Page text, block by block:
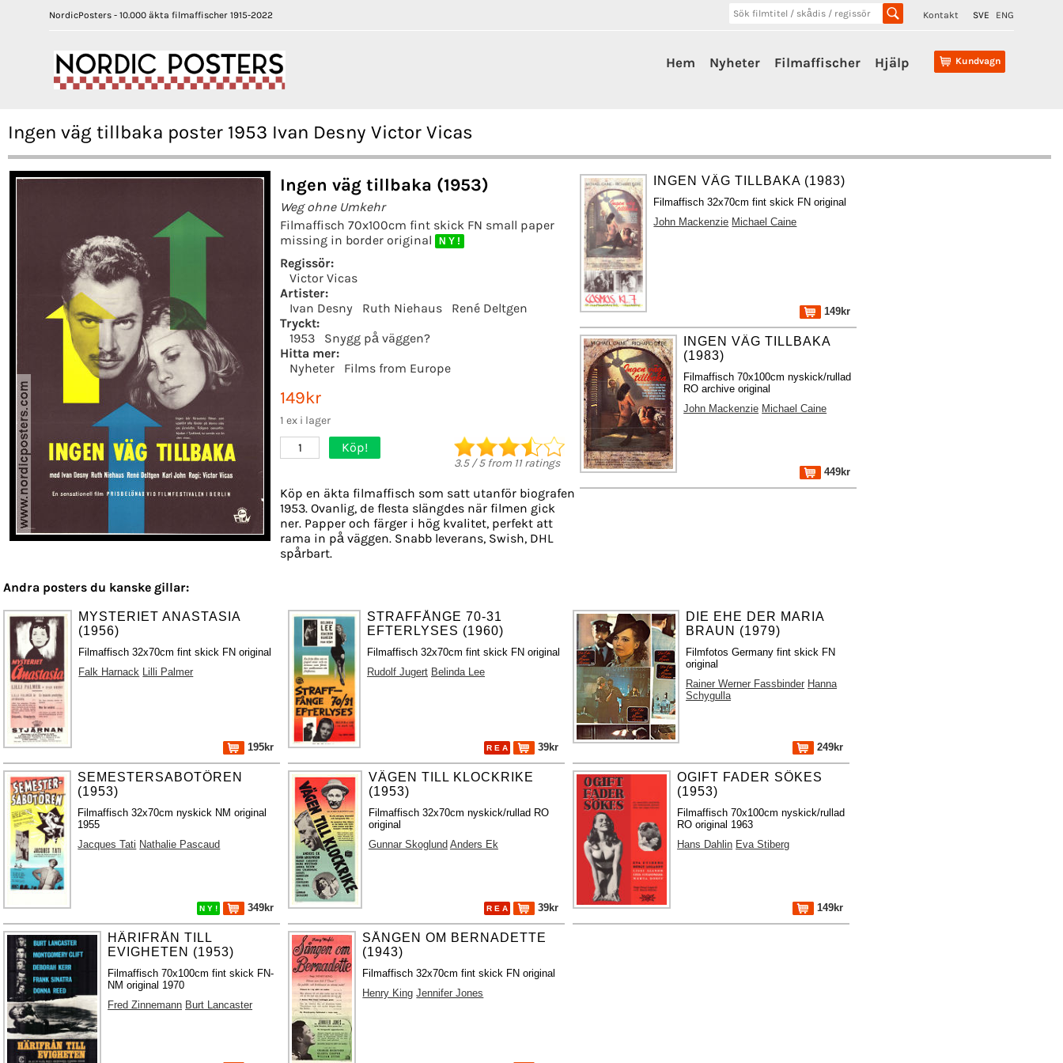
NordicPosters - 10.000 äkta filmaffischer 1915-2022 Kontakt SVE ENG
Kundvagn
Hem Nyheter Filmaffischer Hjälp
Ingen väg tillbaka poster 1953 Ivan Desny Victor Vicas
Ingen väg tillbaka (1953)
Weg ohne Umkehr
Filmaffisch 70x100cm fint skick FN small paper
missing in border original
N Y !
Regissör:
Victor Vicas
Artister:
Ivan Desny
Ruth Niehaus
René Deltgen
Tryckt:
1953
Snygg på väggen?
Hitta mer:
Nyheter
Films from Europe
149kr
1 ex i lager
1 Köp!
3.5/5from 11ratings
Köp en äkta filmaffisch som satt utanför biografen
1953. Ovanlig, de flesta slängdes när filmen gick
ner. Papper och färger i hög kvalitet, perfekt att
rama in på väggen. Snabb leverans, Swish, DHL
spårbart.
INGEN VÄG TILLBAKA (1983)
Filmaffisch 32x70cm fint skick FN original
John Mackenzie Michael Caine
149kr
INGEN VÄG TILLBAKA
(1983)
Filmaffisch 70x100cm nyskick/rullad
RO archive original
John Mackenzie Michael Caine
449kr
Andra posters du kanske gillar:
MYSTERIET ANASTASIA
(1956)
Filmaffisch 32x70cm fint skick FN original
Falk Harnack Lilli Palmer
195kr
STRAFFÅNGE 70-31
EFTERLYSES (1960)
Filmaffisch 32x70cm fint skick FN original
Rudolf Jugert Belinda Lee
R E A 39kr
DIE EHE DER MARIA
BRAUN (1979)
Filmfotos Germany fint skick FN
original
Rainer Werner Fassbinder Hanna
Schygulla
249kr
SEMESTERSABOTÖREN
(1953)
Filmaffisch 32x70cm nyskick NM original
1955
Jacques Tati Nathalie Pascaud
N Y ! 349kr
VÄGEN TILL KLOCKRIKE
(1953)
Filmaffisch 32x70cm nyskick/rullad RO
original
Gunnar Skoglund Anders Ek
R E A 39kr
OGIFT FADER SÖKES
(1953)
Filmaffisch 70x100cm nyskick/rullad
RO original 1963
Hans Dahlin Eva Stiberg
149kr
HÄRIFRÅN TILL
EVIGHETEN (1953)
Filmaffisch 70x100cm fint skick FN-
NM original 1970
Fred Zinnemann Burt Lancaster
SÅNGEN OM BERNADETTE
(1943)
Filmaffisch 32x70cm fint skick FN original
Henry King Jennifer Jones